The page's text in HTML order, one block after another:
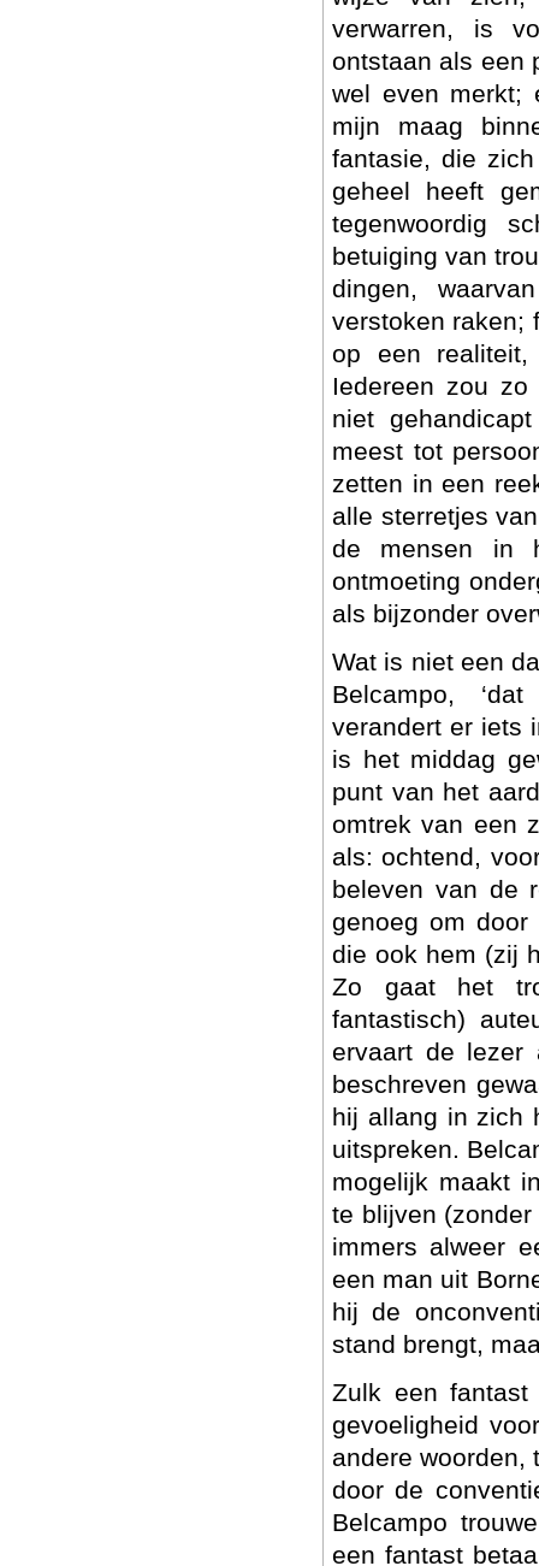
verwarren, is
ontstaan als een
wel even merkt;
mijn maag
fantasie, die
geheel heeft
tegenwoordig
betuiging van
dingen,
verstoken raken;
op een
Iedereen zou
niet
meest tot
zetten in een
alle sterretjes
de mensen in
ontmoeting
als bijzonder
Wat is niet een
Belcampo,
verandert er iets
is het middag
punt van het
omtrek van een
als: ochtend,
beleven van de
genoeg om
die ook hem (zij
Zo gaat het
fantastisch)
ervaart de lezer
beschreven
hij allang in zich
uitspreken.
mogelijk maakt
te blijven
immers alweer
een man uit
hij de
stand brengt,
Zulk een
gevoeligheid
andere woorden,
door de
Belcampo
een fantast